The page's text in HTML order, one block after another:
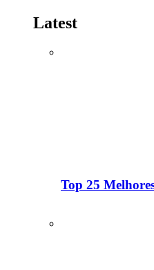
Latest
Top 25